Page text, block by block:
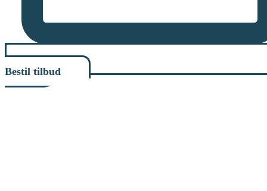
Bestil tilbud